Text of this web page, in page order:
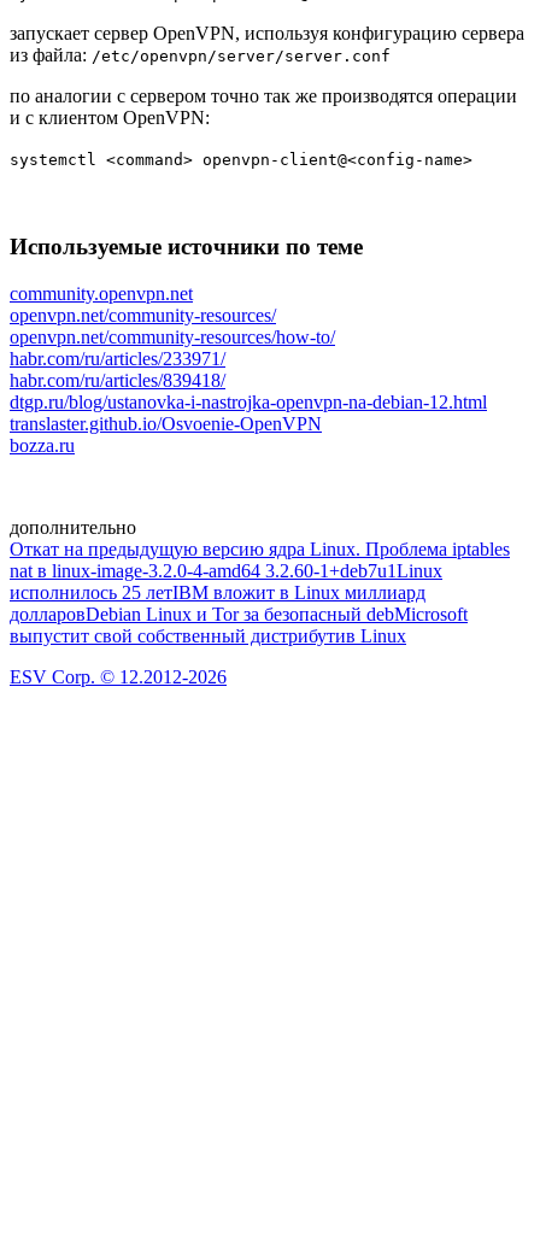
запускает сервер OpenVPN, используя конфигурацию сервера
из файла: /etc/openvpn/server/server.conf
по аналогии с сервером точно так же производятся операции
и с клиентом OpenVPN:
systemctl <command> openvpn-client@<config-name>
Используемые источники по теме
community.openvpn.net
openvpn.net/community-resources/
openvpn.net/community-resources/how-to/
habr.com/ru/articles/233971/
habr.com/ru/articles/839418/
dtgp.ru/blog/ustanovka-i-nastrojka-openvpn-na-debian-12.html
translaster.github.io/Osvoenie-OpenVPN
bozza.ru
дополнительно
Откат на предыдущую версию ядра Linux. Проблема iptables
nat в linux-image-3.2.0-4-amd64 3.2.60-1+deb7u1Linux
исполнилось 25 летIBM вложит в Linux миллиард
долларовDebian Linux и Tor за безопасный debMicrosoft
выпустит свой собственный дистрибутив Linux
ESV Corp. © 12.2012-2026